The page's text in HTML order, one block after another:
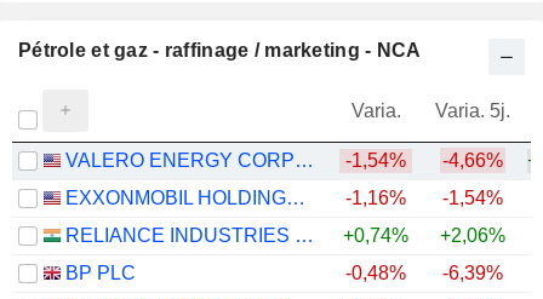
Pétrole et gaz - raffinage / marketing - NCA
Varia. Varia. 5j.
VALERO ENERGY CORPORATION -1,54% -4,66%
EXXONMOBIL HOLDINGS CORPORATION
-1,16% -1,54%
RELIANCE INDUSTRIES LTD
+0,74% +2,06%
BP PLC
-0,48% -6,39%